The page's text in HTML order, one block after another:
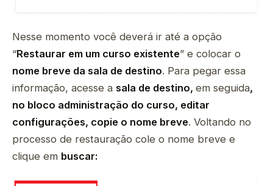
Nesse momento você deverá ir até a opção
“Restaurar em um curso existente” e colocar o
nome breve da sala de destino. Para pegar essa
informação, acesse a sala de destino, em seguida,
no bloco administração do curso, editar
configurações, copie o nome breve. Voltando no
processo de restauração cole o nome breve e
clique em buscar: